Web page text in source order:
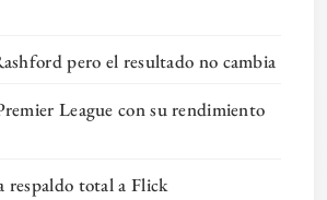
pero el resultado no cambia
League con su rendimiento
respaldo total a Flick